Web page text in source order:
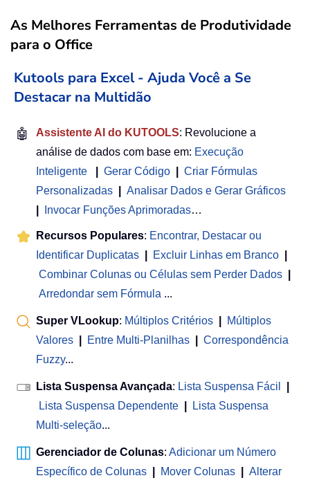
As Melhores Ferramentas de Produtividade
para o Office
Kutools para Excel - Ajuda Você a Se
Destacar na Multidão
🤖 Assistente AI do KUTOOLS: Revolucione a
análise de dados com base em: Execução
Inteligente
Gerar Código
Criar Fórmulas
Personalizadas
Analisar Dados e Gerar Gráficos
Invocar Funções Aprimoradas…
Recursos Populares: Encontrar, Destacar ou
Identificar Duplicatas
Excluir Linhas em Branco
Combinar Colunas ou Células sem Perder Dados
Arredondar sem Fórmula ...
Super VLookup: Múltiplos Critérios
Múltiplos
Valores
Entre Multi-Planilhas
Correspondência
Fuzzy...
Lista Suspensa Avançada: Lista Suspensa Fácil
Lista Suspensa Dependente
Lista Suspensa
Multi-seleção...
Gerenciador de Colunas: Adicionar um Número
Específico de Colunas
Mover Colunas
Alterar